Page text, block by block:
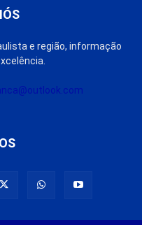
e região, informação